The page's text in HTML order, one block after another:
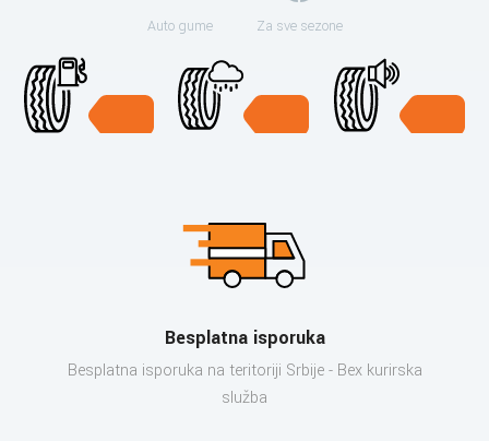
Auto gume Za sve sezone
Besplatna isporuka
Besplatna isporuka na teritoriji Srbije - Bex kurirska
služba